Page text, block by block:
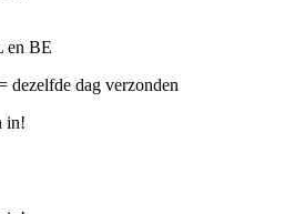
en BE
dezelfde dag verzonden
in!